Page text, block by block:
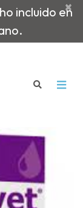
incluido en
×